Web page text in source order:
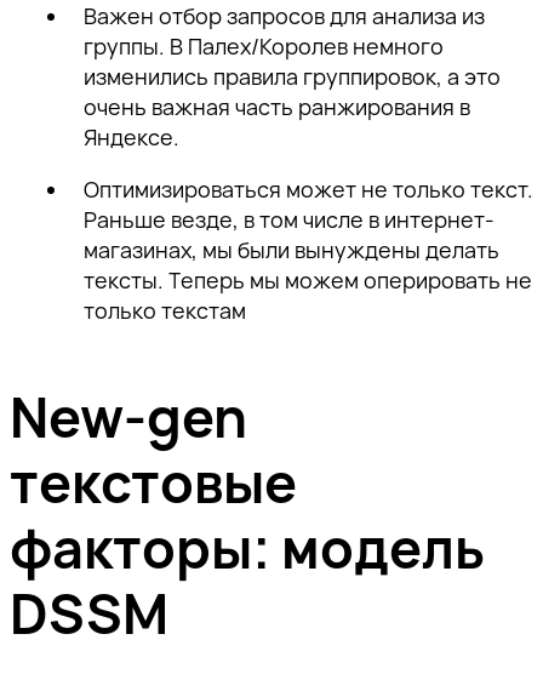
Важен отбор запросов для анализа из
группы. В Палех/Королев немного
изменились правила группировок, а это
очень важная часть ранжирования в
Яндексе.
Оптимизироваться может не только текст.
Раньше везде, в том числе в интернет-
магазинах, мы были вынуждены делать
тексты. Теперь мы можем оперировать не
только текстам
New-gen
текстовые
факторы: модель
DSSM